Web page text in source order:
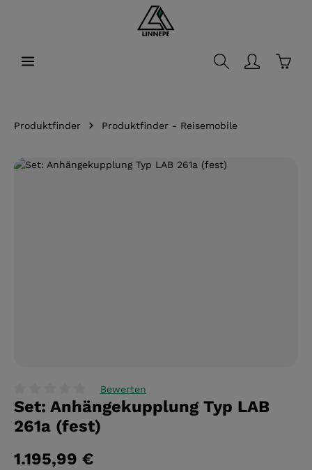
Produktfinder Produktfinder - Reisemobile
Bildergalerie überspringen
Durchschnittliche Bewertung von 0 von 5 Sternen
Bewerten
Set: Anhängekupplung Typ LAB
261a (fest)
1.195,99 €